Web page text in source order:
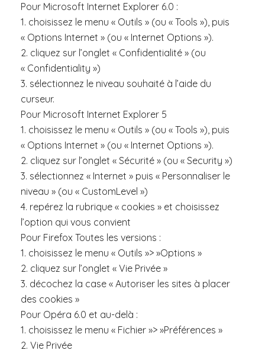
Pour Microsoft Internet Explorer 6.0 :
1. choisissez le menu « Outils » (ou « Tools »), puis
« Options Internet » (ou « Internet Options »).
2. cliquez sur l’onglet « Confidentialité » (ou
« Confidentiality »)
3. sélectionnez le niveau souhaité à l’aide du
curseur.
Pour Microsoft Internet Explorer 5
1. choisissez le menu « Outils » (ou « Tools »), puis
« Options Internet » (ou « Internet Options »).
2. cliquez sur l’onglet « Sécurité » (ou « Security »)
3. sélectionnez « Internet » puis « Personnaliser le
niveau » (ou « CustomLevel »)
4. repérez la rubrique « cookies » et choisissez
l’option qui vous convient
Pour Firefox Toutes les versions :
1. choisissez le menu « Outils »> »Options »
2. cliquez sur l’onglet « Vie Privée »
3. décochez la case « Autoriser les sites à placer
des cookies »
Pour Opéra 6.0 et au-delà :
1. choisissez le menu « Fichier »> »Préférences »
2. Vie Privée